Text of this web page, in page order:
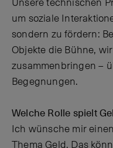
Unsere technischen
um soziale
sondern zu fördern:
Objekte die Bühne,
zusammenbringen –
Begegnungen.
Welche Rolle spielt
Ich wünsche mir
Thema Geld. Das